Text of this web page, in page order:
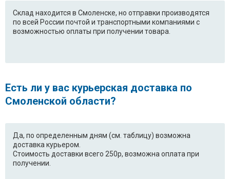
Склад находится в Смоленске, но отправки производятся
по всей России почтой и транспортными компаниями с
возможностью оплаты при получении товара.
Есть ли у вас курьерская доставка по
Смоленской области?
Да, по определенным дням (см. таблицу) возможна
доставка курьером.
Стоимость доставки всего 250р, возможна оплата при
получении.